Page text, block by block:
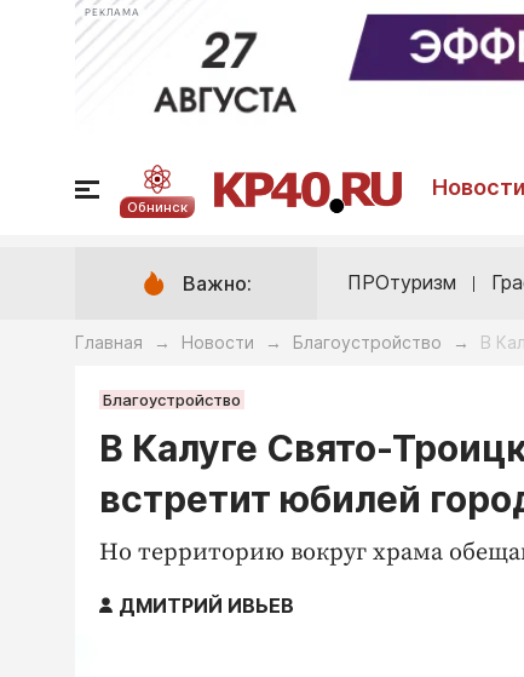
РЕКЛАМА
Обнинск
Новости
Важно: ПРОтуризм
Главная → Новости → Благоустройство → В
Благоустройство
В Калуге Свято-
встретит юбилей
Но территорию вокруг храма
ДМИТРИЙ ИВЬЕВ